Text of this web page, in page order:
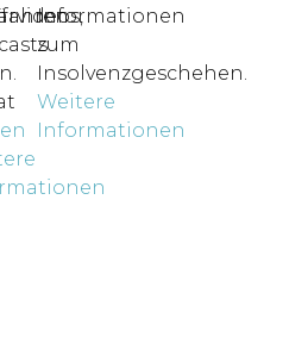
Informationen
zum
Insolvenzgeschehen.
Weitere
Informationen